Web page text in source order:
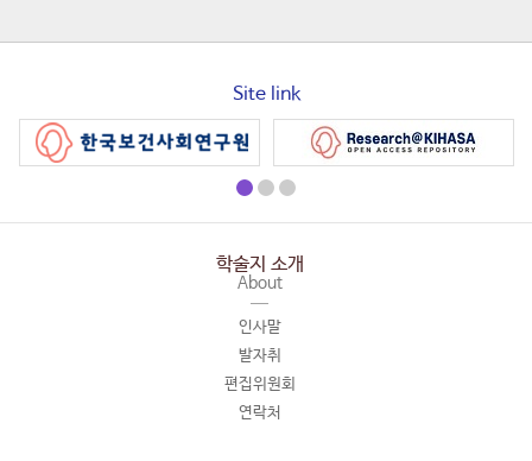
Site link
학술지 소개
About
인사말
발자취
편집위원회
연락처